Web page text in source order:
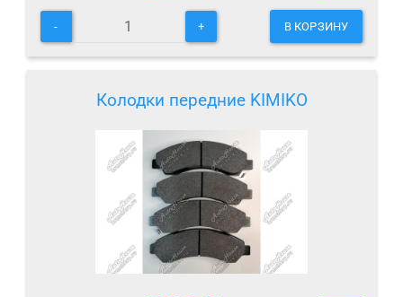
- + В КОРЗИНУ
Колодки передние KIMIKO